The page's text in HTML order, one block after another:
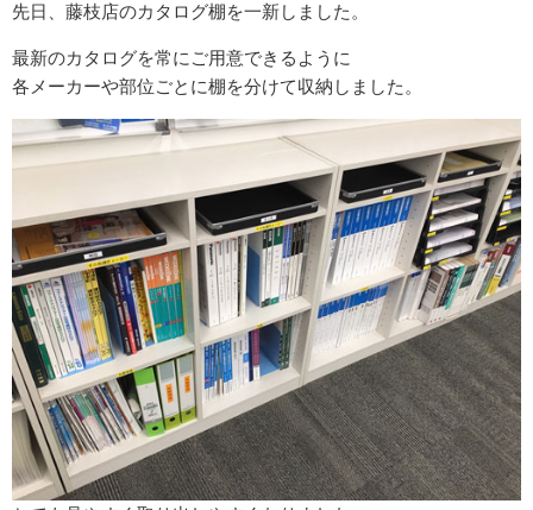
先日、藤枝店のカタログ棚を一新しました。
最新のカタログを常にご用意できるように
各メーカーや部位ごとに棚を分けて収納しました。